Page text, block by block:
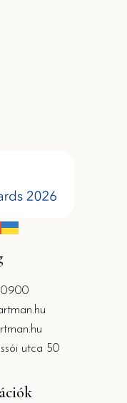
utca 50